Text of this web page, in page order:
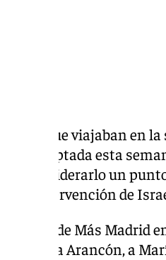
que viajaban en
interceptada esta
de considerarlo un
la intervención de
de Más Madrid
Teresa Arancón, a